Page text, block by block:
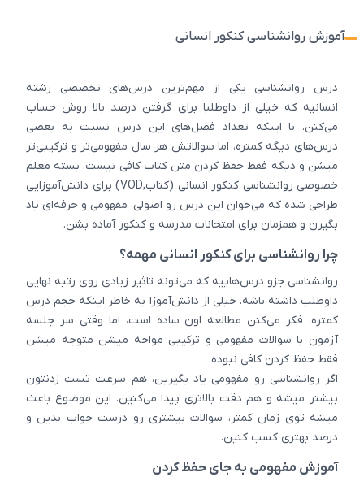
آموزش روانشناسی کنکور انسانی
درس روانشناسی یکی از مهم‌ترین درس‌های تخصصی رشته
انسانیه که خیلی از داوطلبا برای گرفتن درصد بالا روش حساب
می‌کنن. با اینکه تعداد فصل‌های این درس نسبت به بعضی
درس‌های دیگه کمتره، اما سوالاتش هر سال مفهومی‌تر و ترکیبی‌تر
میشن و دیگه فقط حفظ کردن متن کتاب کافی نیست. بسته معلم
خصوصی روانشناسی کنکور انسانی (کتاب,VOD) برای دانش‌آموزایی
طراحی شده که می‌خوان این درس رو اصولی، مفهومی و حرفه‌ای یاد
بگیرن و همزمان برای امتحانات مدرسه و کنکور آماده بشن.
چرا روانشناسی برای کنکور انسانی مهمه؟
روانشناسی جزو درس‌هاییه که می‌تونه تاثیر زیادی روی رتبه نهایی
داوطلب داشته باشه. خیلی از دانش‌آموزا به خاطر اینکه حجم درس
کمتره، فکر می‌کنن مطالعه اون ساده است، اما وقتی سر جلسه
آزمون با سوالات مفهومی و ترکیبی مواجه میشن متوجه میشن
فقط حفظ کردن کافی نبوده.
اگر روانشناسی رو مفهومی یاد بگیرین، هم سرعت تست زدنتون
بیشتر میشه و هم دقت بالاتری پیدا می‌کنین. این موضوع باعث
میشه توی زمان کمتر، سوالات بیشتری رو درست جواب بدین و
درصد بهتری کسب کنین.
آموزش مفهومی به جای حفظ کردن